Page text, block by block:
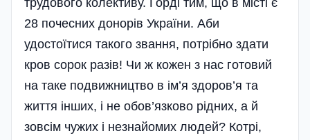
трудового колективу. Горді тим, що в місті є
28 почесних донорів України. Аби
удостоїтися такого звання, потрібно здати
кров сорок разів! Чи ж кожен з нас готовий
на таке подвижництво в ім’я здоров’я та
життя інших, і не обов’язково рідних, а й
зовсім чужих і незнайомих людей? Котрі,